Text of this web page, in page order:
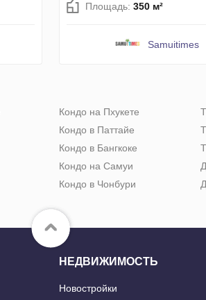
Площадь: 350 м²
Samuitimes
Кондо на Пхукете
Кондо в Паттайе
Кондо в Бангкоке
Кондо на Самуи
Кондо в Чонбури
НЕДВИЖИМОСТЬ
Новостройки